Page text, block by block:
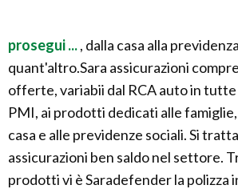
prosegui ..., dalla casa alla
quant'altro.Sara assicurazioni
offerte, variabii dal RCA auto in tutte
PMI, ai prodotti dedicati alle
casa e alle previdenze sociali. Si
assicurazioni ben saldo nel settore.
prodotti vi è Saradefender la polizza